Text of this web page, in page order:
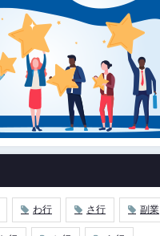
わ行 さ行 副業